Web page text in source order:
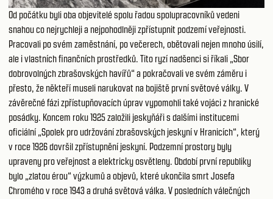
Od počátku byli oba objevitelé spolu řadou spolupracovníků vedeni
snahou co nejrychleji a nejpohodlněji zpřístupnit podzemí veřejnosti.
Pracovali po svém zaměstnání, po večerech, obětovali nejen mnoho úsilí,
ale i vlastních finančních prostředků. Tito ryzí nadšenci si říkali „Sbor
dobrovolných zbrašovských havířů“ a pokračovali ve svém záměru i
přesto, že někteří museli narukovat na bojiště první světové války. V
závěrečné fázi zpřístupňovacích úprav vypomohli také vojáci z hranické
posádky. Koncem roku 1925 založili jeskyňáři s dalšími institucemi
oficiální „Spolek pro udržování zbrašovských jeskyní v Hranicích“, který
v roce 1926 dovršil zpřístupnění jeskyní. Podzemní prostory byly
upraveny pro veřejnost a elektricky osvětleny. Období první republiky
bylo „zlatou érou“ výzkumů a objevů, které ukončila smrt Josefa
Chromého v roce 1943 a druhá světová válka. V posledních válečných